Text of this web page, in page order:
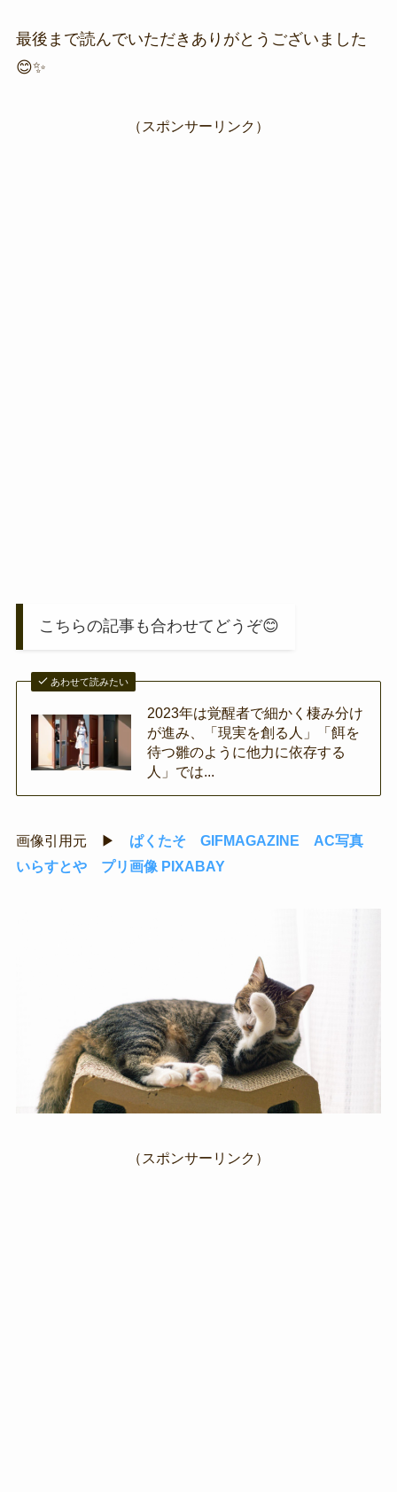
最後まで読んでいただきありがとうございました
😊✨
（スポンサーリンク）
こちらの記事も合わせてどうぞ😊
あわせて読みたい
2023年は覚醒者で細かく棲み分け
が進み、「現実を創る人」「餌を
待つ雛のように他力に依存する
人」では...
画像引用元 ▶ ぱくたそ GIFMAGAZINE
AC写真
いらすとや
プリ画像 PIXABAY
（スポンサーリンク）